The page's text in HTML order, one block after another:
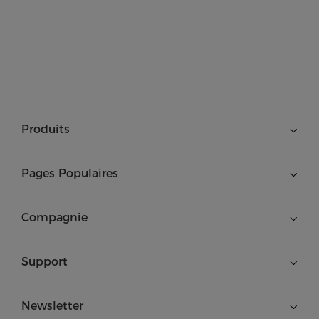
Produits
Pages Populaires
Compagnie
Support
Newsletter